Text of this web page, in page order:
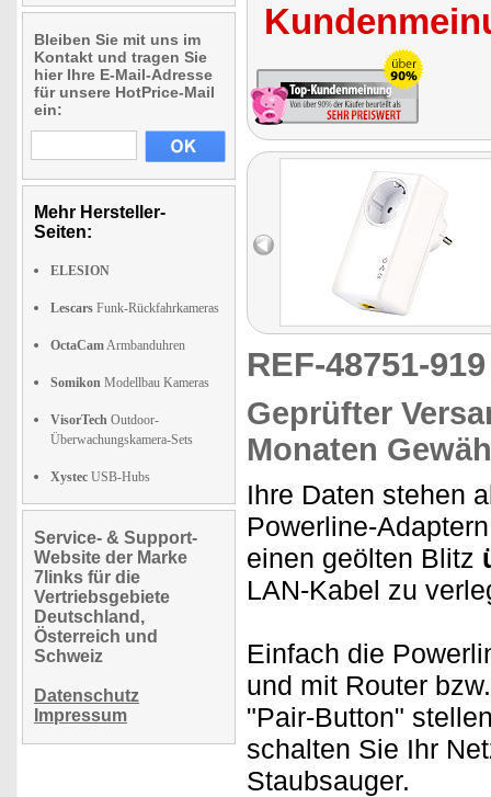
Bleiben Sie mit uns im
Kontakt und tragen Sie
hier Ihre E-Mail-Adresse
für unsere HotPrice-Mail
ein:
Mehr Hersteller-
Seiten:
ELESION
Lescars Funk-Rückfahrkameras
OctaCamArmbanduhren
Somikon Modellbau Kameras
VisorTech Outdoor-
Überwachungskamera-Sets
Xystec USB-Hubs
Service- & Support-
Website der Marke
7links für die
Vertriebsgebiete
Deutschland,
Österreich und
Schweiz
Datenschutz
Impressum
REF-48751-
Geprüfter
Monaten
Ihre Daten stehen
Powerline-
einen geölten Blitz
LAN-Kabel zu
Einfach die
und mit Router
"Pair-Button"
schalten Sie Ihr
Staubsauger.